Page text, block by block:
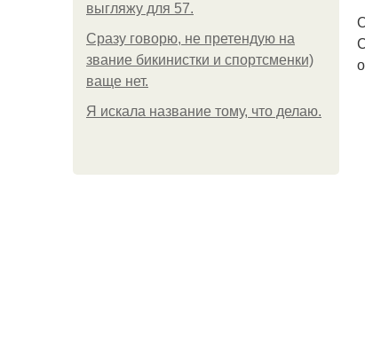
выгляжу для 57.
Сразу говорю, не претендую на
звание бикинистки и спортсменки)
ваще нет.
Я искала название тому, что делаю.